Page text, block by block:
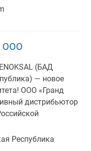
ООО
(БАД
— новое
ООО «Гранд
дистрибьютор
Республика